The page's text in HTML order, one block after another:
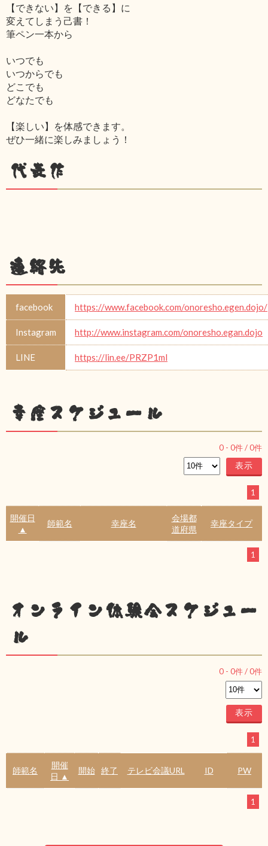
【できない】を【できる】に
変えてしまう己書！
筆ペン一本から
いつでも
いつからでも
どこでも
どなたでも
【楽しい】を体感できます。
ぜひ一緒に楽しみましょう！
代表作
連絡先
facebook https://www.facebook.com/onoresho.egen.dojo/
Instagram http://www.instagram.com/onoresho.egan.dojo
LINE https://lin.ee/PRZP1ml
幸座スケジュール
0 - 0件 /0件
1
開催日
▲
師範名 幸座名
会場都
道府県
幸座タイプ
1
オンライン体験会スケジュー
ル
0 - 0件 /0件
1
師範名
開催
日 ▲
開始 終了 テレビ会議URL ID PW
1